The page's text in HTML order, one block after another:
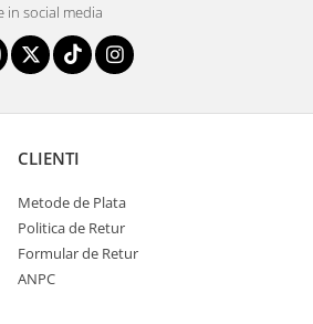
in social media
CLIENTI
Metode de Plata
Politica de Retur
Formular de Retur
ANPC